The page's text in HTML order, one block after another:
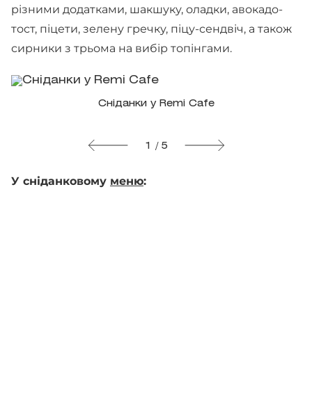
різними додатками, шакшуку, оладки, авокадо-
тост, піцети, зелену гречку, піцу-сендвіч, а також
сирники з трьома на вибір топінгами.
Сніданки у Remi Cafe
1 / 5
У сніданковому меню: